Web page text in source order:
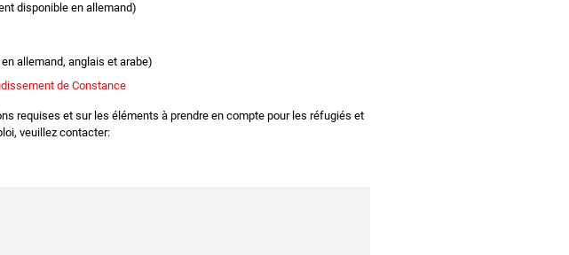
disponible en allemand)
allemand, anglais et arabe)
de Constance
requises et sur les éléments à prendre en compte pour les réfugiés et
veuillez contacter: